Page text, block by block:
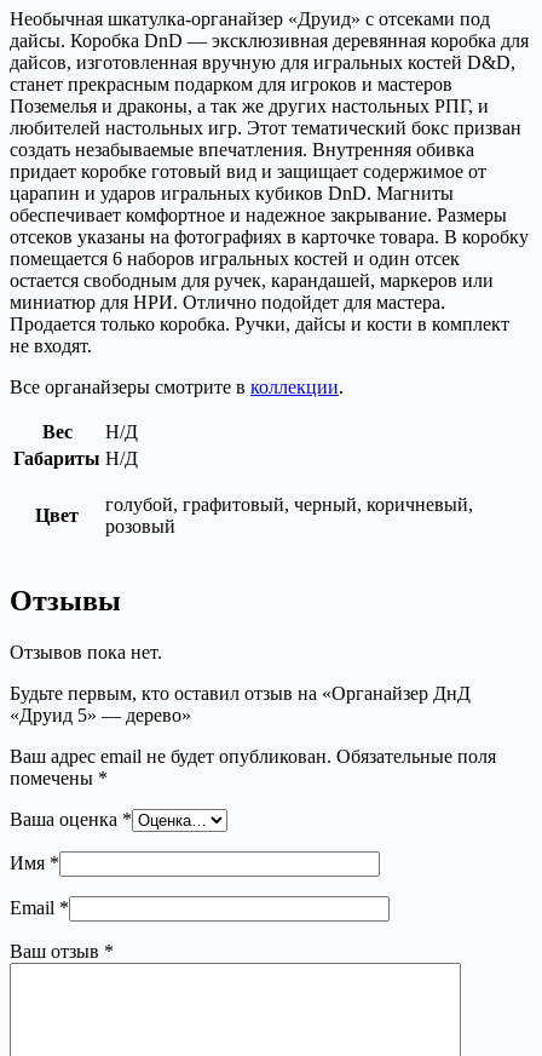
Необычная шкатулка-органайзер «Друид» с отсеками под
дайсы. Коробка DnD — эксклюзивная деревянная коробка для
дайсов, изготовленная вручную для игральных костей D&D,
станет прекрасным подарком для игроков и мастеров
Поземелья и драконы, а так же других настольных РПГ, и
любителей настольных игр. Этот тематический бокс призван
создать незабываемые впечатления. Внутренняя обивка
придает коробке готовый вид и защищает содержимое от
царапин и ударов игральных кубиков DnD. Магниты
обеспечивает комфортное и надежное закрывание. Размеры
отсеков указаны на фотографиях в карточке товара. В коробку
помещается 6 наборов игральных костей и один отсек
остается свободным для ручек, карандашей, маркеров или
миниатюр для НРИ. Отлично подойдет для мастера.
Продается только коробка. Ручки, дайсы и кости в комплект
не входят.
Все органайзеры смотрите в коллекции.
Вес
Н/Д
Габариты Н/Д
Цвет
голубой, графитовый, черный, коричневый,
розовый
Отзывы
Отзывов пока нет.
Будьте первым, кто оставил отзыв на «Органайзер ДнД
«Друид 5» — дерево»
Ваш адрес email не будет опубликован. Обязательные поля
помечены *
Ваша оценка *
Имя *
Email *
Ваш отзыв *